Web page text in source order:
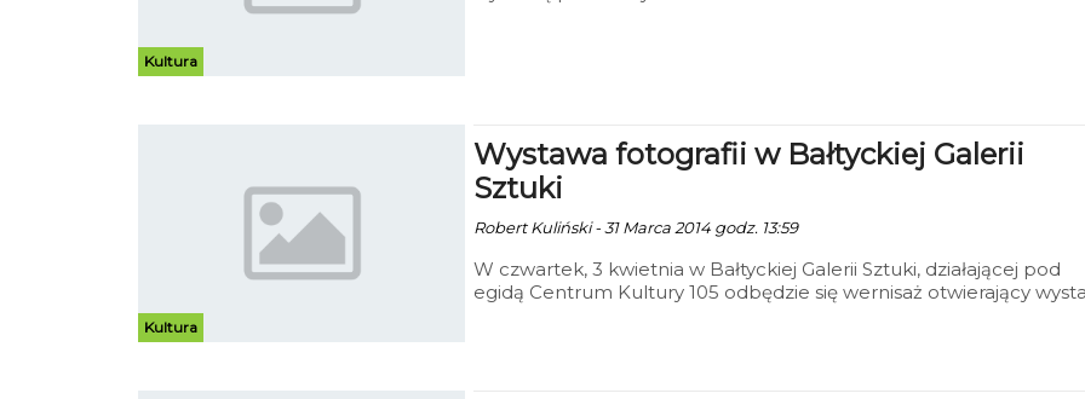
Kultura
Kultura
Wystawa fotografii w Bałtyckiej Galerii
Sztuki
Robert Kuliński - 31 Marca 2014 godz. 13:59
W czwartek, 3 kwietnia w Bałtyckiej Galerii Sztuki, działającej pod
egidą Centrum Kultury 105 odbędzie się wernisaż otwierający